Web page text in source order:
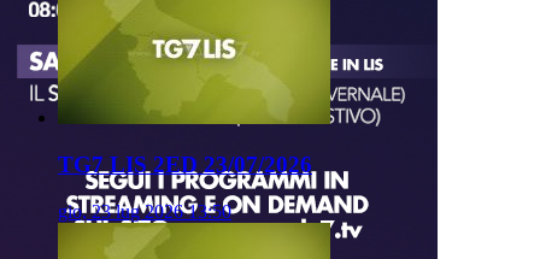
TG7 LIS 2ED 23/07/2026
gio, 23 lug 2026 13:50